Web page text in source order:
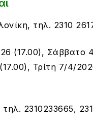
τηλ. 2310
(17.00), Σάββατο
Τρίτη 7/4/
τηλ. 2310233665,